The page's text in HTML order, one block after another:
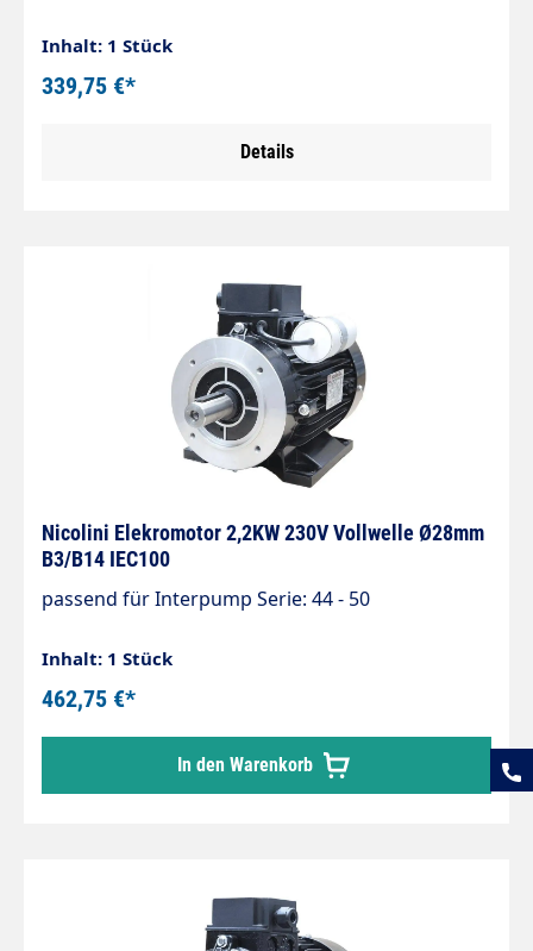
Inhalt: 1 Stück
339,75 €*
Details
Nicolini Elekromotor 2,2KW 230V Vollwelle Ø28mm
B3/B14 IEC100
passend für Interpump Serie: 44 - 50
Inhalt: 1 Stück
462,75 €*
In den Warenkorb